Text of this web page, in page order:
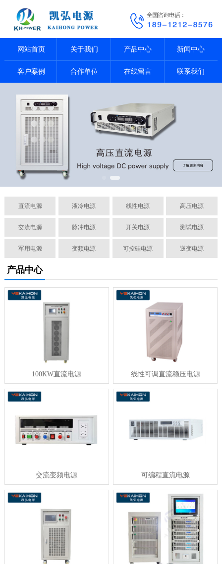
网站首页 关于我们 产品中心 新闻中心
客户案例 合作单位 在线留言 联系我们
直流电源 液冷电源 线性电源 高压电源
交流电源 脉冲电源 开关电源 测试电源
军用电源 变频电源 可控硅电源 逆变电源
产品中心
100KW直流电源 线性可调直流稳压电源
交流变频电源 可编程直流电源